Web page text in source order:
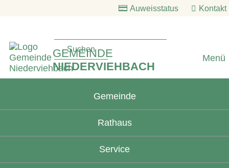
Menü
Auweisstatus Kontakt
GEMEINDE
NIEDERVIEHBACH
Gemeinde
Rathaus
Service